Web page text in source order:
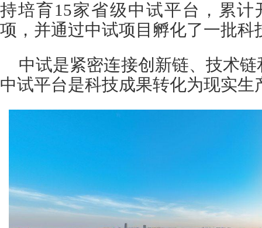
持培育15家省级中试平台，累计
项，并通过中试项目孵化了一批科
中试是紧密连接创新链、技术
中试平台是科技成果转化为现实生